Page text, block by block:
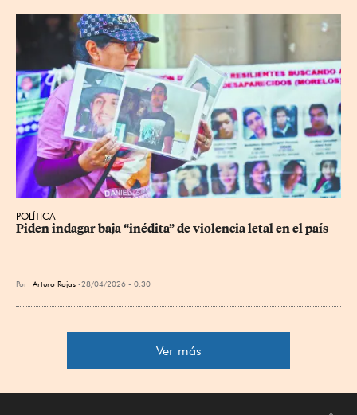
POLÍTICA
Piden indagar baja “inédita” de violencia letal en el país
Por Arturo Rojas 28/04/2026 - 0:30
Ver más